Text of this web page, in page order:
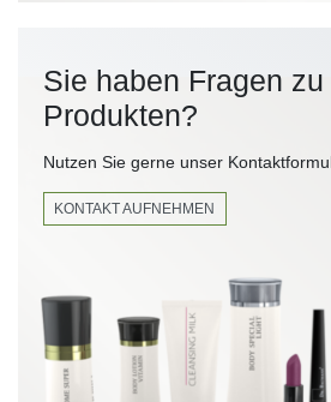
Sie haben Fragen
Produkten?
Nutzen Sie gerne unser
KONTAKT AUFNEHMEN